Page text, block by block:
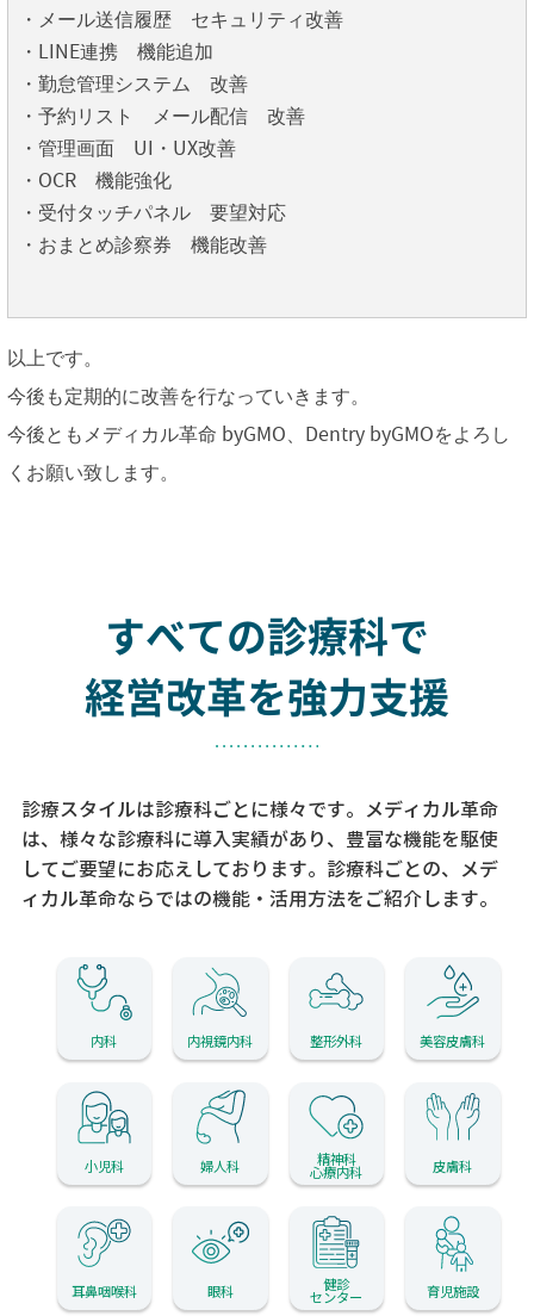
・メール送信履歴 セキュリティ改善
・LINE連携 機能追加
・勤怠管理システム 改善
・予約リスト メール配信 改善
・管理画面 UI・UX改善
・OCR 機能強化
・受付タッチパネル 要望対応
・おまとめ診察券 機能改善
以上です。
今後も定期的に改善を行なっていきます。
今後ともメディカル革命 byGMO、Dentry byGMOをよろし
くお願い致します。
すべての診療科で
経営改革を強力支援
診療スタイルは診療科ごとに様々です。メディカル革命
は、様々な診療科に導入実績があり、 豊富な機能を駆使
してご要望にお応えしております。 診療科ごとの、メデ
ィカル革命ならではの機能・活用方法をご紹介します。
内科 内視鏡内科 整形外科 美容皮膚科
小児科 婦人科 精神科
心療内科 皮膚科
耳鼻咽喉科 眼科 健診
センター 育児施設